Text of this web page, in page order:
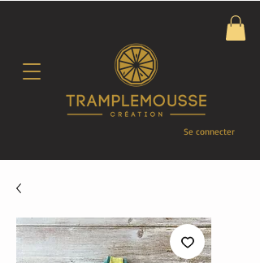
Se connecter